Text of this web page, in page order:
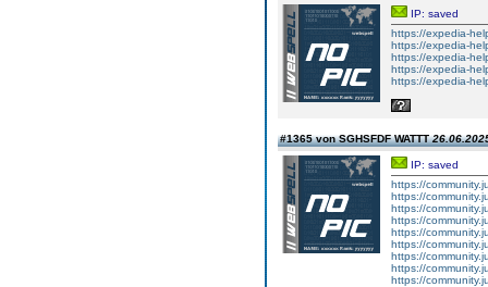
IP: saved
https://expedia-
https://expedia-
https://expedia-
https://expedia-
https://expedia-
#1365 von SGHSFDF WATTT
IP: saved
https://
https://
https://
https://
https://
https://
https://
https://
https://